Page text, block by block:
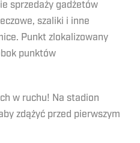
sprzedaży gadżetów
szaliki i inne
Punkt zlokalizowany
punktów
w ruchu! Na stadion
zdążyć przed pierwszym